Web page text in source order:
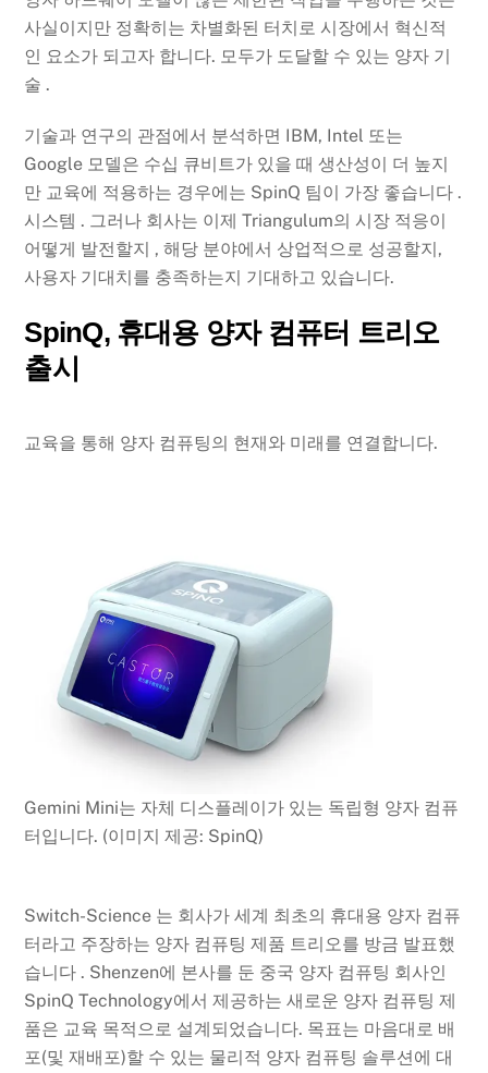
사실이지만 정확히는 차별화된 터치로 시장에서 혁신적
인 요소가 되고자 합니다. 모두가 도달할 수 있는 양자 기
술 .
기술과 연구의 관점에서 분석하면 IBM, Intel 또는
Google 모델은 수십 큐비트가 있을 때 생산성이 더 높지
만 교육에 적용하는 경우에는 SpinQ 팀이 가장 좋습니다 .
시스템 . 그러나 회사는 이제 Triangulum의 시장 적응이
어떻게 발전할지 , 해당 분야에서 상업적으로 성공할지,
사용자 기대치를 충족하는지 기대하고 있습니다.
SpinQ, 휴대용 양자 컴퓨터 트리오
출시
교육을 통해 양자 컴퓨팅의 현재와 미래를 연결합니다.
Gemini Mini는 자체 디스플레이가 있는 독립형 양자 컴퓨
터입니다. (이미지 제공: SpinQ)
Switch-Science 는 회사가 세계 최초의 휴대용 양자 컴퓨
터라고 주장하는 양자 컴퓨팅 제품 트리오를 방금 발표했
습니다 . Shenzen에 본사를 둔 중국 양자 컴퓨팅 회사인
SpinQ Technology에서 제공하는 새로운 양자 컴퓨팅 제
품은 교육 목적으로 설계되었습니다. 목표는 마음대로 배
포(및 재배포)할 수 있는 물리적 양자 컴퓨팅 솔루션에 대